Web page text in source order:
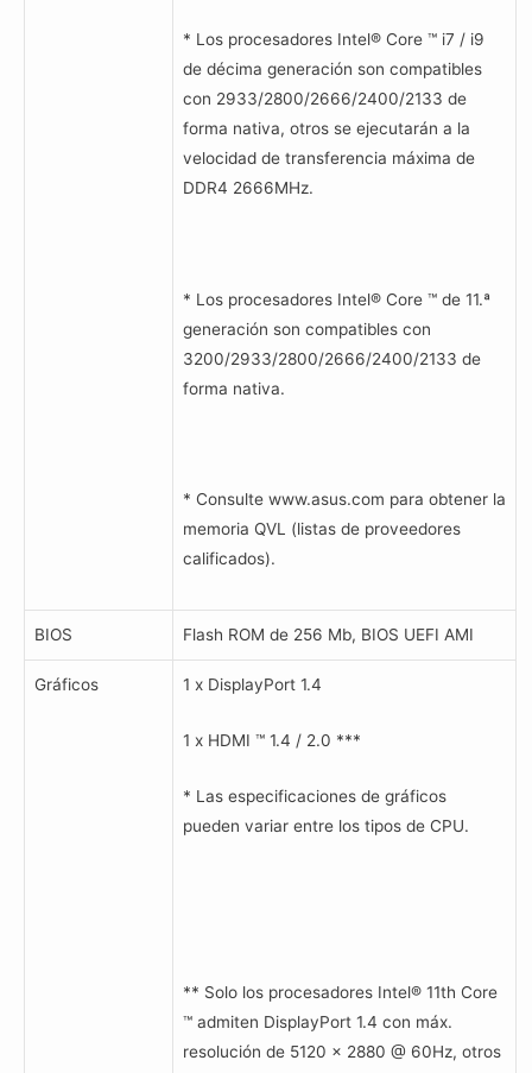
* Los procesadores Intel® Core ™ i7 / i9
de décima generación son compatibles
con 2933/2800/2666/2400/2133 de
forma nativa, otros se ejecutarán a la
velocidad de transferencia máxima de
DDR4 2666MHz.
* Los procesadores Intel® Core ™ de 11.ª
generación son compatibles con
3200/2933/2800/2666/2400/2133 de
forma nativa.
* Consulte www.asus.com para obtener la
memoria QVL (listas de proveedores
calificados).
BIOS Flash ROM de 256 Mb, BIOS UEFI AMI
Gráficos 1 x DisplayPort 1.4
1 x HDMI ™ 1.4 / 2.0 ***
* Las especificaciones de gráficos
pueden variar entre los tipos de CPU.
** Solo los procesadores Intel® 11th Core
™ admiten DisplayPort 1.4 con máx.
resolución de 5120 x 2880 @ 60Hz, otros